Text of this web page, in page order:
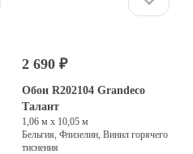
2 690 ₽
Обои R202104 Grandeco
Талант
1,06 м х 10,05 м
Бельгия, Флизелин, Винил горячего
тиснения